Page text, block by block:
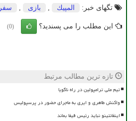
تگهای خبر:
المپیك بازی سفر
این مطلب را می پسندید؟ (0)
تازه ترین مطالب مرتبط
تیم ملی ترامپولین در راه ناگویا
واکنش طاهری و ایری به ماجرای حضور در پرسپولیس
اینفانتینو نباید رئیس فیفا بماند